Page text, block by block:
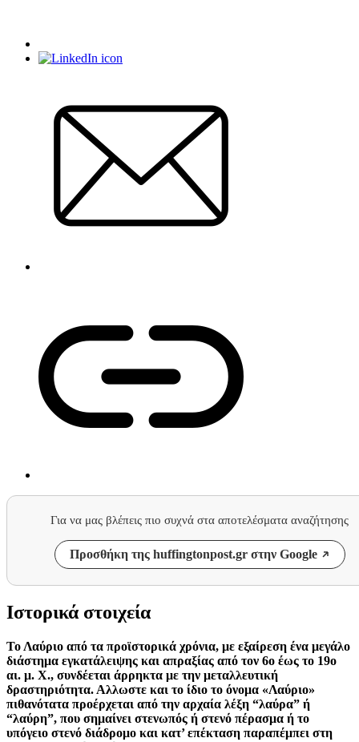
Για να μας βλέπεις πιο συχνά στα αποτελέσματα αναζήτησης
Προσθήκη της huffingtonpost.gr στην Google
Ιστορικά στοιχεία
Το Λαύριο από τα προϊστορικά χρόνια, με εξαίρεση ένα μεγάλο
διάστημα εγκατάλειψης και απραξίας από τον 6ο έως το 19ο
αι. μ. Χ., συνδέεται άρρηκτα με την μεταλλευτική
δραστηριότητα. Αλλωστε και το ίδιο το όνομα «Λαύριο»
πιθανότατα προέρχεται από την αρχαία λέξη “λαύρα” ή
“λαύρη”, που σημαίνει στενωπός ή στενό πέρασμα ή το
υπόγειο στενό διάδρομο και κατ’ επέκταση παραπέμπει στη